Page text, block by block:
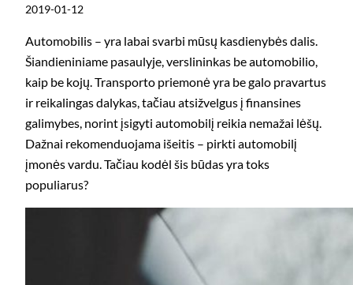
2019-01-12
Automobilis – yra labai svarbi mūsų kasdienybės dalis.
Šiandieniniame pasaulyje, verslininkas be automobilio,
kaip be kojų. Transporto priemonė yra be galo pravartus
ir reikalingas dalykas, tačiau atsižvelgus į finansines
galimybes, norint įsigyti automobilį reikia nemažai lėšų.
Dažnai rekomenduojama išeitis – pirkti automobilį
įmonės vardu. Tačiau kodėl šis būdas yra toks
populiarus?